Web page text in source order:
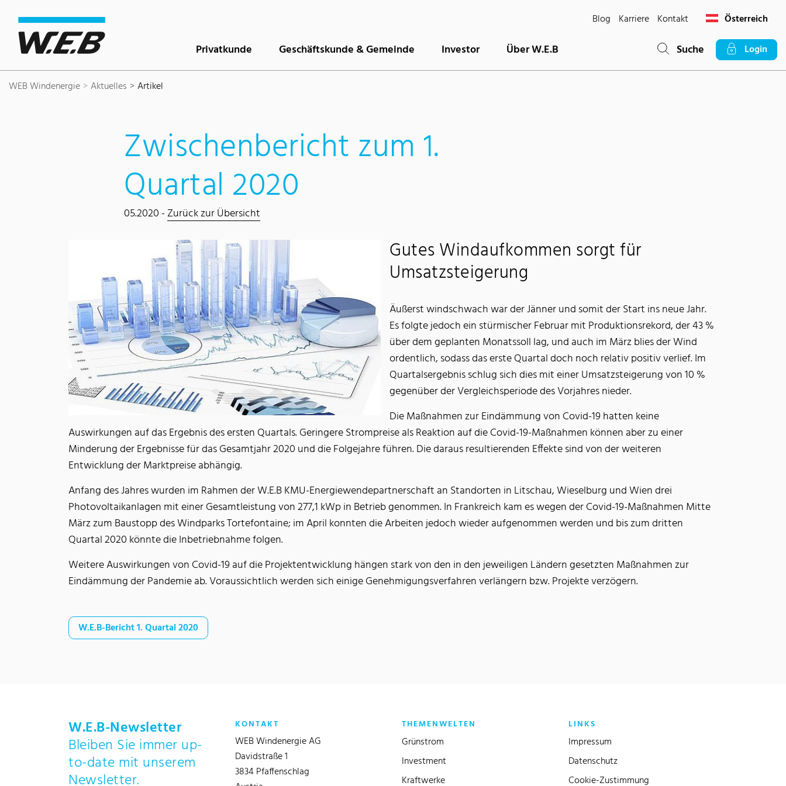
Blog Karriere Kontakt Österreich
Privatkunde Geschäftskunde & Gemeinde Investor Über W.E.B Suche Login
WEB Windenergie Aktuelles Artikel
Zwischenbericht zum 1.
Quartal 2020
05.2020 -Zurück zur Übersicht
Gutes Windaufkommen sorgt für
Umsatzsteigerung
Äußerst windschwach war der Jänner und somit der Start ins neue Jahr.
Es folgte jedoch ein stürmischer Februar mit Produktionsrekord, der 43 %
über dem geplanten Monatssoll lag, und auch im März blies der Wind
ordentlich, sodass das erste Quartal doch noch relativ positiv verlief. Im
Quartalsergebnis schlug sich dies mit einer Umsatzsteigerung von 10 %
gegenüber der Vergleichsperiode des Vorjahres nieder.
Die Maßnahmen zur Eindämmung von Covid-19 hatten keine
Auswirkungen auf das Ergebnis des ersten Quartals. Geringere Strompreise als Reaktion auf die Covid-19-Maßnahmen können aber zu einer
Minderung der Ergebnisse für das Gesamtjahr 2020 und die Folgejahre führen. Die daraus resultierenden Effekte sind von der weiteren
Entwicklung der Marktpreise abhängig.
Anfang des Jahres wurden im Rahmen der W.E.B KMU-Energiewendepartnerschaft an Standorten in Litschau, Wieselburg und Wien drei
Photovoltaikanlagen mit einer Gesamtleistung von 277,1 kWp in Betrieb genommen. In Frankreich kam es wegen der Covid-19-Maßnahmen Mitte
März zum Baustopp des Windparks Tortefontaine; im April konnten die Arbeiten jedoch wieder aufgenommen werden und bis zum dritten
Quartal 2020 könnte die Inbetriebnahme folgen.
Weitere Auswirkungen von Covid-19 auf die Projektentwicklung hängen stark von den in den jeweiligen Ländern gesetzten Maßnahmen zur
Eindämmung der Pandemie ab. Voraussichtlich werden sich einige Genehmigungsverfahren verlängern bzw. Projekte verzögern.
W.E.B-Bericht 1. Quartal 2020
W.E.B-Newsletter
Bleiben Sie immer up-
to-date mit unserem
Newsletter.
KONTAKT
WEB Windenergie AG
Davidstraße 1
3834 Pfaffenschlag
THEMENWELTEN
Grünstrom
Investment
Kraftwerke
LINKS
Impressum
Datenschutz
Cookie-Zustimmung